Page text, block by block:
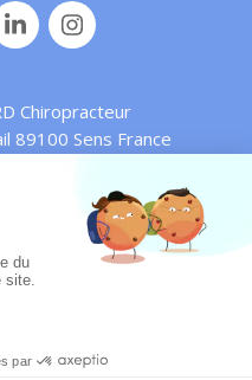
Chiropracteur
89100 Sens France